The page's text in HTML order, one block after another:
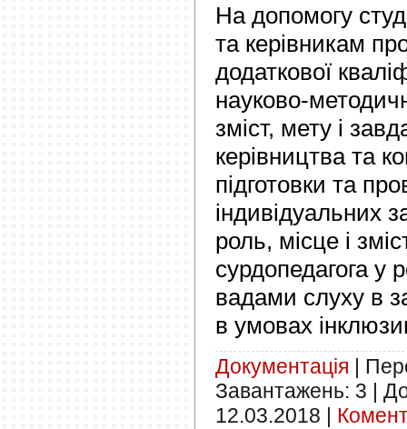
На допомогу
та керівникам
додаткової
науково-
зміст, мету і
керівництва та
підготовки та
індивідуальних
роль, місце і
сурдопедагога у
вадами слуху в
в умовах
Документація
Завантажень: 3
12.03.2018